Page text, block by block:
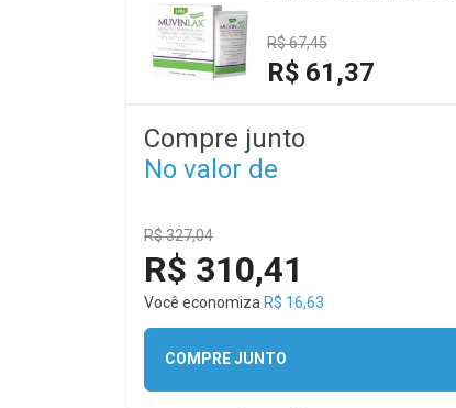
R$ 67,45
R$ 61,37
Compre junto
No valor de
R$ 327,04
R$ 310,41
Você economiza R$ 16,63
COMPRE JUNTO